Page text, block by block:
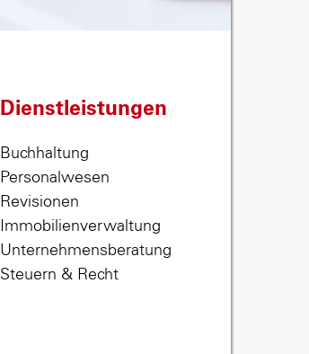
Dienstleistungen
Buchhaltung
Personalwesen
Revisionen
Immobilienverwaltung
Unternehmensberatung
Steuern & Recht